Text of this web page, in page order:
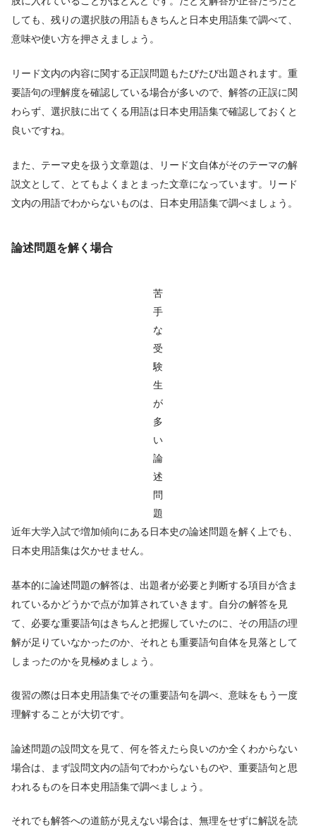
しても、残りの選択肢の用語もきちんと日本史用語集で調べて、
意味や使い方を押さえましょう。
リード文内の内容に関する正誤問題もたびたび出題されます。重
要語句の理解度を確認している場合が多いので、解答の正誤に関
わらず、選択肢に出てくる用語は日本史用語集で確認しておくと
良いですね。
また、テーマ史を扱う文章題は、リード文自体がそのテーマの解
説文として、とてもよくまとまった文章になっています。リード
文内の用語でわからないものは、日本史用語集で調べましょう。
論述問題を解く場合
苦
手
な
受
験
生
が
多
い
論
述
問
題
近年大学入試で増加傾向にある日本史の論述問題を解く上でも、
日本史用語集は欠かせません。
基本的に論述問題の解答は、出題者が必要と判断する項目が含ま
れているかどうかで点が加算されていきます。自分の解答を見
て、必要な重要語句はきちんと把握していたのに、その用語の理
解が足りていなかったのか、それとも重要語句自体を見落として
しまったのかを見極めましょう。
復習の際は日本史用語集でその重要語句を調べ、意味をもう一度
理解することが大切です。
論述問題の設問文を見て、何を答えたら良いのか全くわからない
場合は、まず設問文内の語句でわからないものや、重要語句と思
われるものを日本史用語集で調べましょう。
それでも解答への道筋が見えない場合は、無理をせずに解説を読